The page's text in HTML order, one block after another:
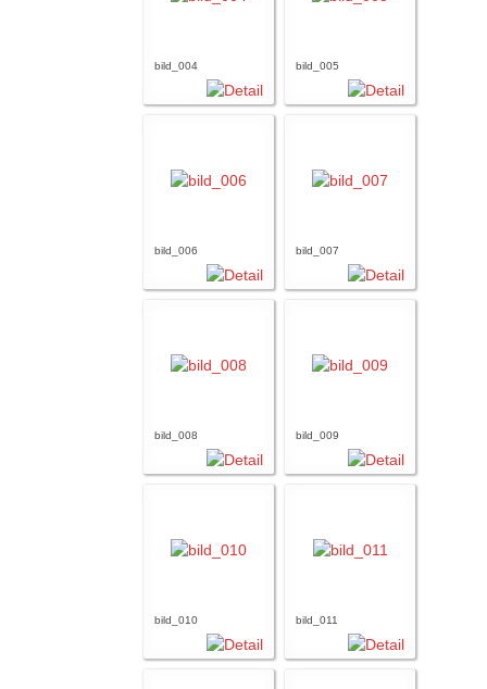
bild_004 bild_005
bild_006 bild_007
bild_008 bild_009
bild_010 bild_011